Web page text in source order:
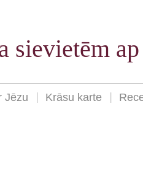
sievietēm
Jēzu Krāsu karte